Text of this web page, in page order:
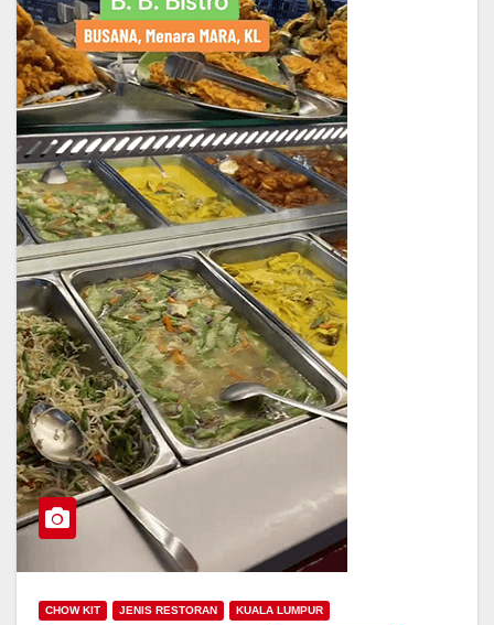
CHOW KIT JENIS RESTORAN KUALA LUMPUR